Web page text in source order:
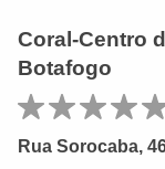
Coral-Centro
Botafogo
Rua Sorocaba,